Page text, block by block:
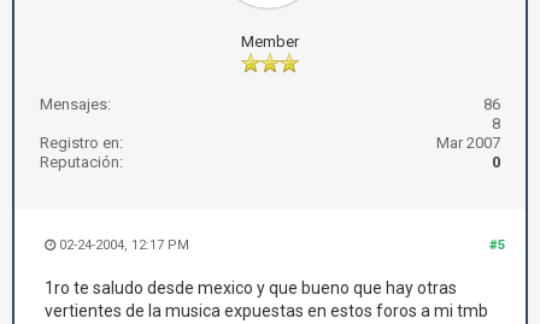
Member
Mensajes:
86
8
Registro en:
Mar 2007
Reputación:
0
#5
02-24-2004, 12:17 PM
1ro te saludo desde mexico y que bueno que hay otras
vertientes de la musica expuestas en estos foros a mi tmb